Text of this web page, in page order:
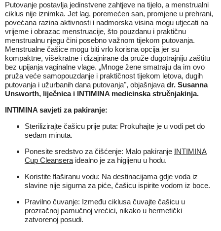
Putovanje postavlja jedinstvene zahtjeve na tijelo, a menstrualni
ciklus nije iznimka. Jet lag, poremećen san, promjene u prehrani,
povećana razina aktivnosti i nadmorska visina mogu utjecati na
vrijeme i obrazac menstruacije, što pouzdanu i praktičnu
menstrualnu njegu čini posebno važnom tijekom putovanja.
Menstrualne čašice mogu biti vrlo korisna opcija jer su
kompaktne, višekratne i dizajnirane da pruže dugotrajniju zaštitu
bez upijanja vaginalne vlage. „Mnoge žene smatraju da im ovo
pruža veće samopouzdanje i praktičnost tijekom letova, dugih
putovanja i užurbanih dana putovanja", objašnjava dr. Susanna
Unsworth, liječnica i INTIMINA medicinska stručnjakinja.
INTIMINA savjeti za pakiranje:
Sterilizirajte čašicu prije puta: Prokuhajte je u vodi pet do
sedam minuta.
Ponesite sredstvo za čišćenje: Malo pakiranje INTIMINA
Cup Cleansera idealno je za higijenu u hodu.
Koristite flaširanu vodu: Na destinacijama gdje voda iz
slavine nije sigurna za piće, čašicu ispirite vodom iz boce.
Pravilno čuvanje: Između ciklusa čuvajte čašicu u
prozračnoj pamučnoj vrećici, nikako u hermetički
zatvorenoj posudi.